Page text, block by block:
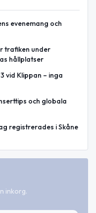
evenemang och
trafiken under
hållplatser
vid Klippan – inga
och globala
registrerades i Skåne
inkorg.